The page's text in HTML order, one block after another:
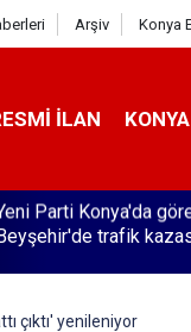
Arşiv Konya
İLAN
trafik
çıktı' yenileniyor